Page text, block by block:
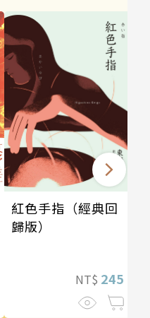
紅色手指（經典回
歸版）
NT$ 245